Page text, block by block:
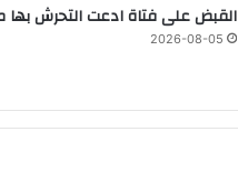
القبض على فتاة ادعت التحرش
2026-08-05